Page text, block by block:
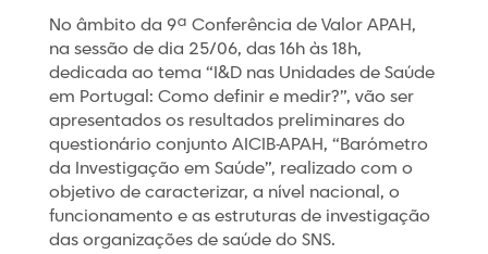
No âmbito da 9ª Conferência de Valor APAH,
na sessão de dia 25/06, das 16h às 18h,
dedicada ao tema “I&D nas Unidades de Saúde
em Portugal: Como definir e medir?”, vão ser
apresentados os resultados preliminares do
questionário conjunto AICIB-APAH, “Barómetro
da Investigação em Saúde”, realizado com o
objetivo de caracterizar, a nível nacional, o
funcionamento e as estruturas de investigação
das organizações de saúde do SNS.